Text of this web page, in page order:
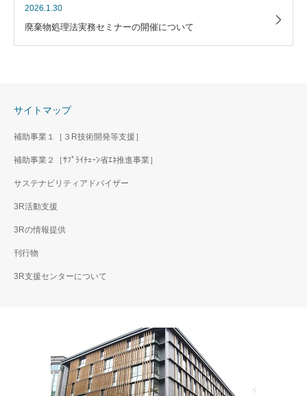
2026.1.30
廃棄物処理法実務セミナーの開催について
サイトマップ
補助事業１［３R技術開発等支援］
補助事業２［ｻﾌﾟﾗｲﾁｪｰﾝ省ｴﾈ推進事業］
サステナビリティアドバイザー
3R活動支援
3Rの情報提供
刊行物
3R支援センターについて